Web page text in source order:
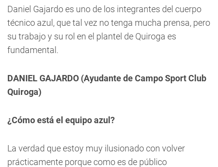
Daniel Gajardo es uno de los integrantes del cuerpo
técnico azul, que tal vez no tenga mucha prensa, pero
su trabajo y su rol en el plantel de Quiroga es
fundamental.
DANIEL GAJARDO (Ayudante de Campo Sport Club
Quiroga)
¿Cómo está el equipo azul?
La verdad que estoy muy ilusionado con volver
prácticamente porque como es de público